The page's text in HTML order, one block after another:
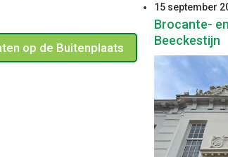
op de Buitenplaats
15 september
Brocante-
Beeckestijn